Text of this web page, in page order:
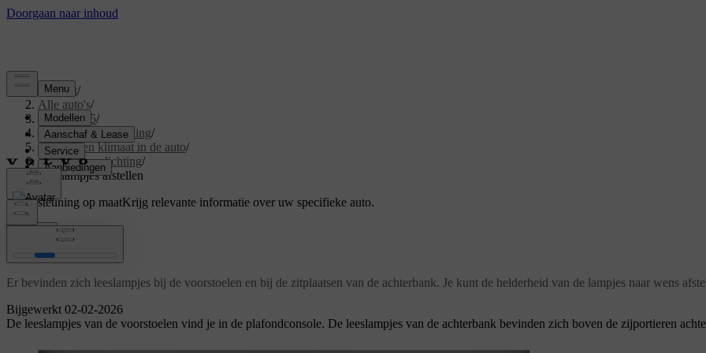
Support/
Alle auto's/
EX40 2025/
Gebruikershandleiding/
Comfort en klimaat in de auto/
Interieurverlichting/
Leeslampjes afstellen
Ondersteuning op maatKrijg relevante informatie over uw specifieke auto.
Bijgewerkt 02-02-2026
Leeslampjes afstellen
Er bevinden zich leeslampjes bij de voorstoelen en bij de zitplaatsen van de achterbank. Je kunt de helderheid van de lampjes naar wens
De leeslampjes van de voorstoelen vind je in de plafondconsole. De leeslampjes van de achterbank bevinden zich boven de zijportieren